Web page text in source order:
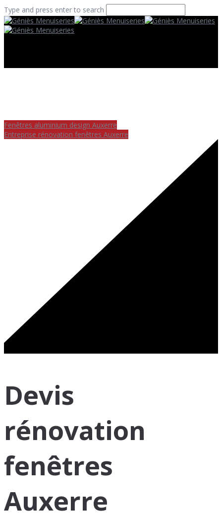
Type and press enter to search
Fenêtres aluminium design Auxerre
Entreprise rénovation fenêtres Auxerre
Devis
rénovation
fenêtres
Auxerre